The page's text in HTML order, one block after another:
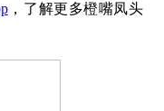
，了解更多橙嘴凤头